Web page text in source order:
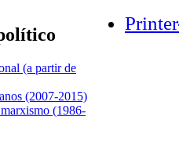
(a partir de
(2007-2015)
(1986-